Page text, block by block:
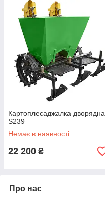
Картоплесаджалка дворядна
S239
Немає в наявності
22 200 ₴
Про нас